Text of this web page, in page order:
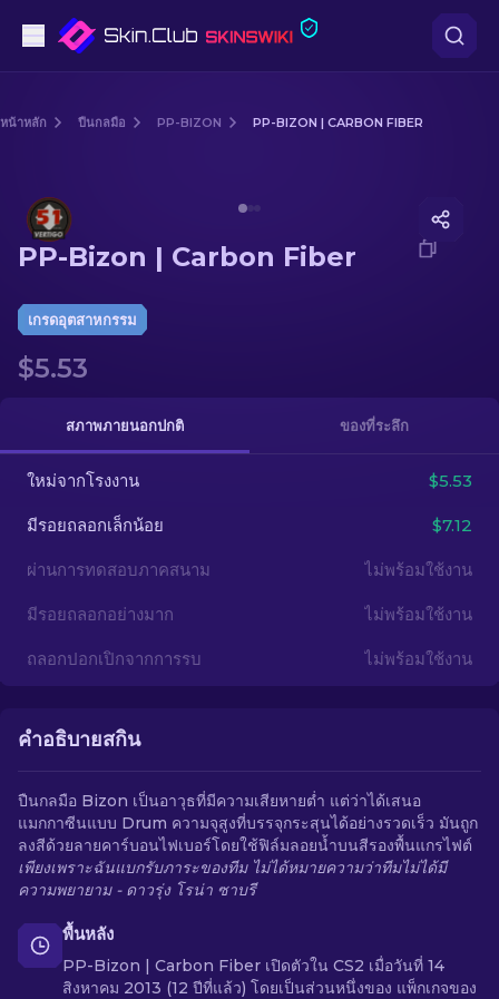
ปืนไรเฟิล
ปืนไรเฟิลซุ่มยิง
มีด
ถุงมือ
กล่อง
อื่น ๆ
หน้าหลัก ปืนกลมือ PP-BIZON PP-BIZON | CARBON FIBER
PP-Bizon | Carbon Fiber
เกรดอุตสาหกรรม
$5.53
สภาพภายนอกปกติ ของที่ระลึก
ใหม่จากโรงงาน $5.53
มีรอยถลอกเล็กน้อย $7.12
ผ่านการทดสอบภาคสนาม ไม่พร้อมใช้งาน
มีรอยถลอกอย่างมาก ไม่พร้อมใช้งาน
ถลอกปอกเปิกจากการรบ ไม่พร้อมใช้งาน
คำอธิบายสกิน
ปืนกลมือ Bizon เป็นอาวุธที่มีความเสียหายต่ำ แต่ว่าได้เสนอ
แมกกาซีนแบบ Drum ความจุสูงที่บรรจุกระสุนได้อย่างรวดเร็ว มันถูก
ลงสีด้วยลายคาร์บอนไฟเบอร์โดยใช้ฟิล์มลอยน้ำบนสีรองพื้นแกรไฟต์
เพียงเพราะฉันแบกรับภาระของทีม ไม่ได้หมายความว่าทีมไม่ได้มี
ความพยายาม - ดาวรุ่ง โรน่า ซาบรี
พื้นหลัง
PP-Bizon | Carbon Fiber เปิดตัวใน CS2 เมื่อวันที่ 14
สิงหาคม 2013 (12 ปีที่แล้ว) โดยเป็นส่วนหนึ่งของ แพ็กเกจของ